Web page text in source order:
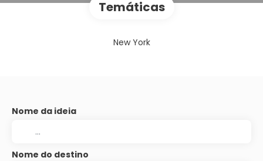
Temáticas
New York
Nome da ideia
Nome do destino